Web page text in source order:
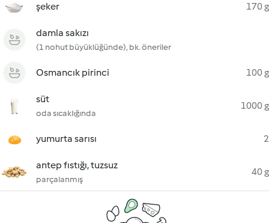
şeker 170 g
damla sakızı
(1 nohut büyüklüğünde), bk. öneriler
Osmancık pirinci 100 g
süt
oda sıcaklığında
1000 g
yumurta sarısı 2
antep fıstığı, tuzsuz
parçalanmış
40 g